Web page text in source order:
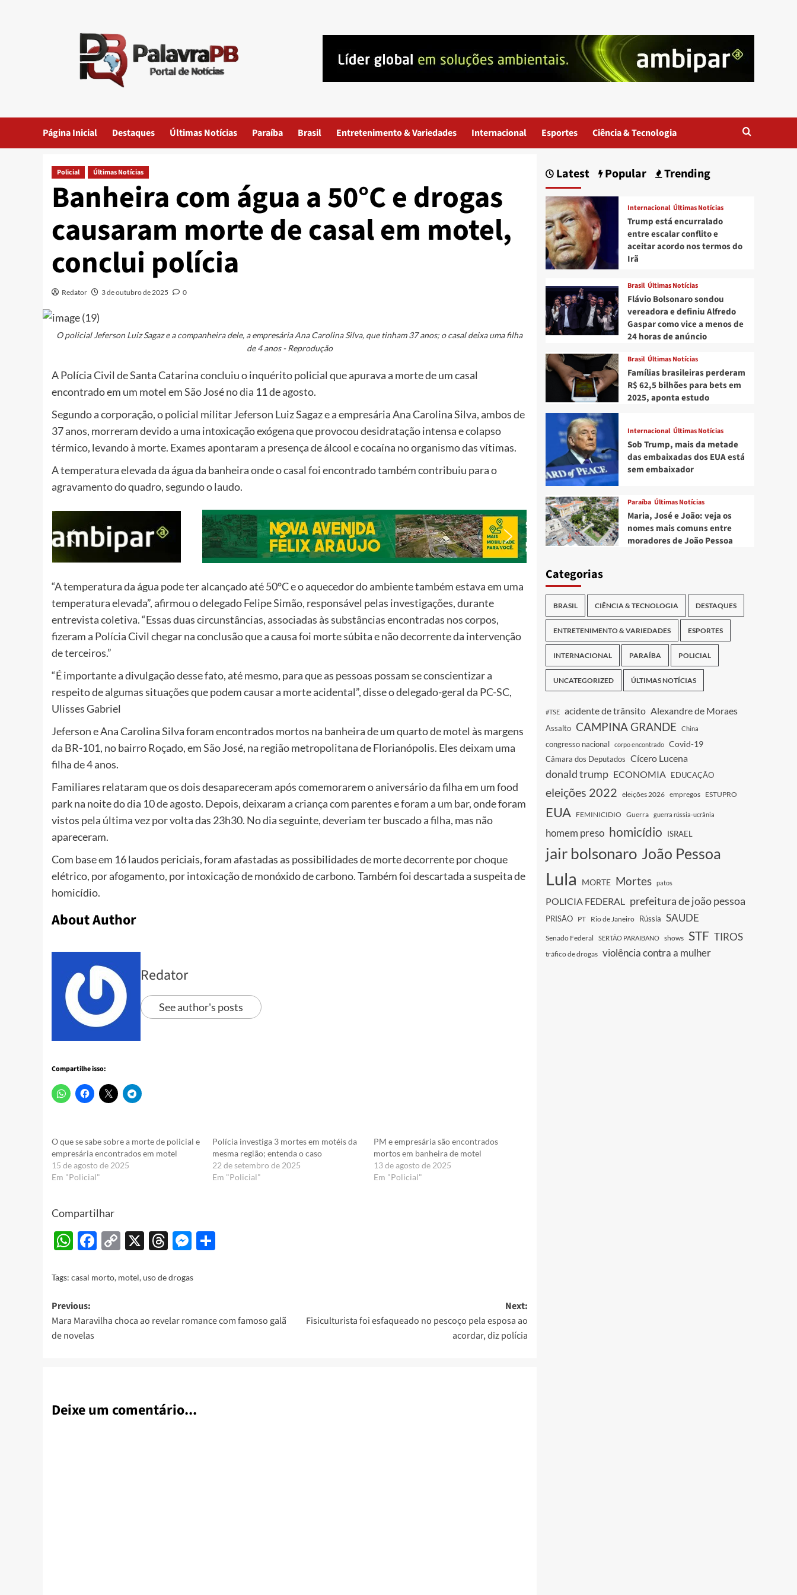
Página Inicial Destaques Últimas Notícias Paraíba Brasil Entretenimento & Variedades Internacional Esportes Ciência & Tecnologia
Policial Últimas Notícias
Banheira com água a 50°C e drogas
causaram morte de casal em motel,
conclui polícia
Redator 3 de outubro de 2025 0
O policial Jeferson Luiz Sagaz e a companheira dele, a empresária Ana Carolina Silva, que tinham 37 anos; o casal deixa uma filha
de 4 anos - Reprodução
A Polícia Civil de Santa Catarina concluiu o inquérito policial que apurava a morte de um casal
encontrado em um motel em São José no dia 11 de agosto.
Segundo a corporação, o policial militar Jeferson Luiz Sagaz e a empresária Ana Carolina Silva, ambos de
37 anos, morreram devido a uma intoxicação exógena que provocou desidratação intensa e colapso
térmico, levando à morte. Exames apontaram a presença de álcool e cocaína no organismo das vítimas.
A temperatura elevada da água da banheira onde o casal foi encontrado também contribuiu para o
agravamento do quadro, segundo o laudo.
“A temperatura da água pode ter alcançado até 50°C e o aquecedor do ambiente também estava em uma
temperatura elevada”, afirmou o delegado Felipe Simão, responsável pelas investigações, durante
entrevista coletiva. “Essas duas circunstâncias, associadas às substâncias encontradas nos corpos,
fizeram a Polícia Civil chegar na conclusão que a causa foi morte súbita e não decorrente da intervenção
de terceiros.”
“É importante a divulgação desse fato, até mesmo, para que as pessoas possam se conscientizar a
respeito de algumas situações que podem causar a morte acidental”, disse o delegado-geral da PC-SC,
Ulisses Gabriel
Jeferson e Ana Carolina Silva foram encontrados mortos na banheira de um quarto de motel às margens
da BR-101, no bairro Roçado, em São José, na região metropolitana de Florianópolis. Eles deixam uma
filha de 4 anos.
Familiares relataram que os dois desapareceram após comemorarem o aniversário da filha em um food
park na noite do dia 10 de agosto. Depois, deixaram a criança com parentes e foram a um bar, onde foram
vistos pela última vez por volta das 23h30. No dia seguinte, deveriam ter buscado a filha, mas não
apareceram.
Com base em 16 laudos periciais, foram afastadas as possibilidades de morte decorrente por choque
elétrico, por afogamento, por intoxicação de monóxido de carbono. Também foi descartada a suspeita de
homicídio.
About Author
Redator
See author's posts
Compartilhe isso:
O que se sabe sobre a morte de policial e
empresária encontrados em motel
15 de agosto de 2025
Em "Policial"
Polícia investiga 3 mortes em motéis da
mesma região; entenda o caso
22 de setembro de 2025
Em "Policial"
PM e empresária são encontrados
mortos em banheira de motel
13 de agosto de 2025
Em "Policial"
Compartilhar
WhatsApp
Facebook
Copy
X Threads
Messenger
Tags: casal morto, motel,uso de drogas
Post
navigation
Previous:
Mara Maravilha choca ao revelar romance com famoso galã
de novelas
Next:
Fisiculturista foi esfaqueado no pescoço pela esposa ao
acordar, diz polícia
Deixe um comentário...
Latest Popular Trending
Internacional Últimas Notícias
Trump está encurralado
entre escalar conflito e
aceitar acordo nos termos do
Irã
Brasil Últimas Notícias
Flávio Bolsonaro sondou
vereadora e definiu Alfredo
Gaspar como vice a menos de
24 horas de anúncio
Brasil Últimas Notícias
Famílias brasileiras perderam
R$ 62,5 bilhões para bets em
2025, aponta estudo
Internacional Últimas Notícias
Sob Trump, mais da metade
das embaixadas dos EUA está
sem embaixador
Paraíba Últimas Notícias
Maria, José e João: veja os
nomes mais comuns entre
moradores de João Pessoa
Categorias
BRASIL CIÊNCIA & TECNOLOGIA DESTAQUES
ENTRETENIMENTO & VARIEDADES ESPORTES
INTERNACIONAL PARAÍBA POLICIAL
UNCATEGORIZED ÚLTIMAS NOTÍCIAS
#TSE acidente de trânsito Alexandre de Moraes
Assalto CAMPINA GRANDE China
congresso nacional corpo encontrado Covid-19
Câmara dos Deputados Cícero Lucena
donald trump ECONOMIA EDUCAÇÃO
eleições 2022 eleições 2026 empregos ESTUPRO
EUA FEMINICIDIO Guerra guerra rússia-ucrânia
homem preso homicídio ISRAEL
jair bolsonaro João Pessoa
Lula MORTE Mortes patos
POLICIA FEDERAL prefeitura de joão pessoa
PRISÃO PT Rio de Janeiro Rússia SAUDE
Senado Federal SERTÃO PARAIBANO shows STF TIROS
tráfico de drogas violência contra a mulher